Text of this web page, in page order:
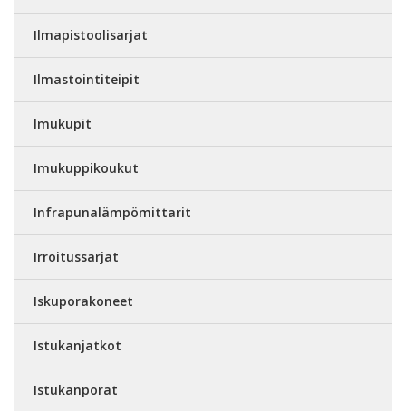
Ilmapistoolisarjat
Ilmastointiteipit
Imukupit
Imukuppikoukut
Infrapunalämpömittarit
Irroitussarjat
Iskuporakoneet
Istukanjatkot
Istukanporat